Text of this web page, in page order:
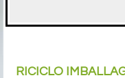
RICICLO